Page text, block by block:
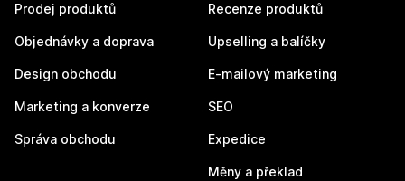
Prodej produktů
Objednávky a doprava
Design obchodu
Marketing a konverze
Správa obchodu
Recenze produktů
Upselling a balíčky
E-mailový marketing
SEO
Expedice
Měny a překlad